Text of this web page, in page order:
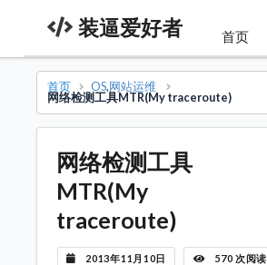
装逼爱好者 首页
首页 OS, 网站运维
网络检测工具MTR(My traceroute)
网络检测工具
MTR(My
traceroute)
2013年11月10日 570 次阅读